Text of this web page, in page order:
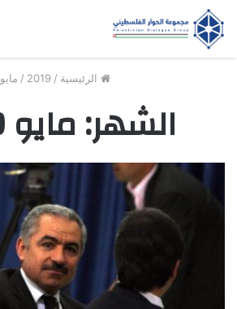
الرئيسية /
2019
/ مايو
الشهر:مايو 2019